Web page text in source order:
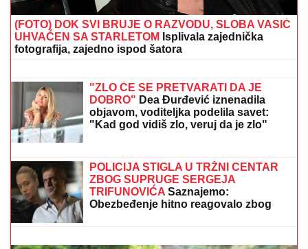
(FOTO) DOK SVI BRUJE O RAZVODU, SLOBA VASIĆ
UHVAĆEN SA STARLETOM Isplivala zajednička
fotografija, zajedno ispod šatora
OSOBA POGINULAVozač iz Novog
Pazara uhapšen u Ulcinju: U nesreći
dvoje povređeno
objavom, voditeljka podelila savet:
"Kad god vidiš zlo, veruj da je zlo"